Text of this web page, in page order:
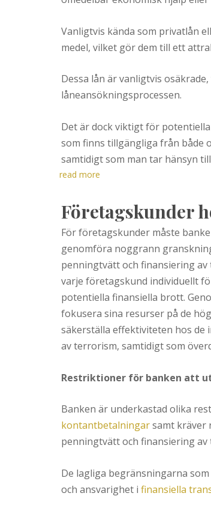
Vanligtvis kända som privatlån
medel, vilket gör dem till ett
Dessa lån är vanligtvis
låneansökningsprocessen.
Det är dock viktigt för
som finns tillgängliga från både
samtidigt som man tar hänsyn
read more
Företagskunder
För företagskunder måste
genomföra noggrann
penningtvätt och finansiering
varje företagskund individuellt
potentiella finansiella brott.
fokusera sina resurser på de
säkerställa effektiviteten hos
av terrorism, samtidigt som
Restriktioner för banken att
Banken är underkastad olika
kontantbetalningarsamt kräver
penningtvätt och finansiering av
De lagliga begränsningarna
och ansvarighet i finansiella